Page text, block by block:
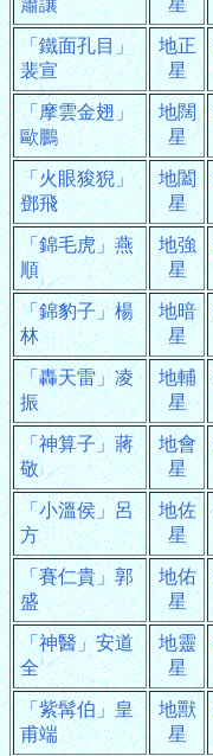
「鐵面孔目」
裴宣
地正
星
「摩雲金翅」
歐鵬
地闊
星
「火眼狻猊」
鄧飛
地闔
星
「錦毛虎」燕
順
地強
星
「錦豹子」楊
林
地暗
星
「轟天雷」凌
振
地輔
星
「神算子」蔣
敬
地會
星
「小溫侯」呂
方
地佐
星
「賽仁貴」郭
盛
地佑
星
「神醫」安道
全
地靈
星
「紫髯伯」皇
甫端
地獸
星